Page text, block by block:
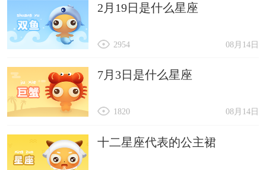
2月19日是什么星座
08月14日
2954
7月3日是什么星座
08月14日
1820
十二星座代表的公主裙